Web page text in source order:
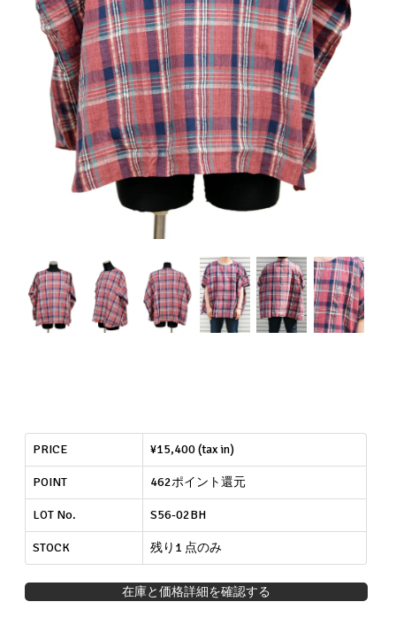
PRICE ¥15,400 (tax in)
POINT 462ポイント還元
LOT No. S56-02BH
STOCK 残り1 点のみ
在庫と価格詳細を確認する